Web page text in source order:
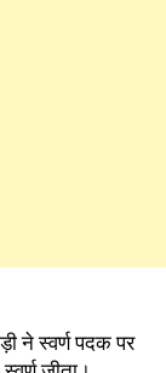
ने स्वर्ण पदक पर